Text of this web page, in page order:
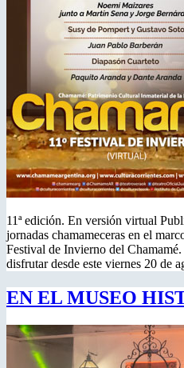
11ª edición. En versión virtual
jornadas chamameceras en el
Festival de Invierno del
disfrutar desde este viernes 20 de
EN EL MUSEO